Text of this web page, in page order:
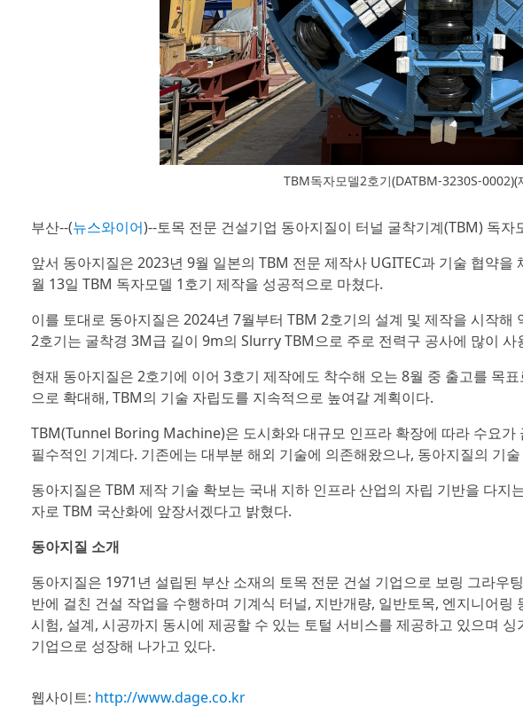
TBM독자모델2호기(DATBM-3230S-0002)(
부산--(뉴스와이어)--토목 전문 건설기업 동아지질이 터널 굴착기계(TBM) 독
앞서 동아지질은 2023년 9월 일본의 TBM 전문 제작사 UGITEC과 기술 협약
월 13일 TBM 독자모델 1호기 제작을 성공적으로 마쳤다.
이를 토대로 동아지질은 2024년 7월부터 TBM 2호기의 설계 및 제작을 시작
2호기는 굴착경 3M급 길이 9m의 Slurry TBM으로 주로 전력구 공사에 많이 사
현재 동아지질은 2호기에 이어 3호기 제작에도 착수해 오는 8월 중 출고를 목
으로 확대해, TBM의 기술 자립도를 지속적으로 높여갈 계획이다.
TBM(Tunnel Boring Machine)은 도시화와 대규모 인프라 확장에 따라 수요가
필수적인 기계다. 기존에는 대부분 해외 기술에 의존해왔으나, 동아지질의 기
동아지질은 TBM 제작 기술 확보는 국내 지하 인프라 산업의 자립 기반을 다지
자로 TBM 국산화에 앞장서겠다고 밝혔다.
동아지질 소개
동아지질은 1971년 설립된 부산 소재의 토목 전문 건설 기업으로 보링 그라우
반에 걸친 건설 작업을 수행하며 기계식 터널, 지반개량, 일반토목, 엔지니어
시험, 설계, 시공까지 동시에 제공할 수 있는 토털 서비스를 제공하고 있으며
기업으로 성장해 나가고 있다.
웹사이트: http://www.dage.co.kr